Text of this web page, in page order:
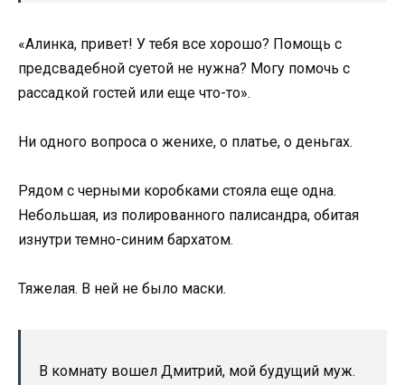
«Алинка, привет! У тебя все хорошо? Помощь с
предсвадебной суетой не нужна? Могу помочь с
рассадкой гостей или еще что-то».
Ни одного вопроса о женихе, о платье, о деньгах.
Рядом с черными коробками стояла еще одна.
Небольшая, из полированного палисандра, обитая
изнутри темно-синим бархатом.
Тяжелая. В ней не было маски.
В комнату вошел Дмитрий, мой будущий муж.